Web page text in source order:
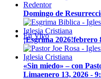
En Vivo
Domingo de
¡Esgrima 2026!febrero
«Sin miedo» – con
Limaenero 13, 2026 -